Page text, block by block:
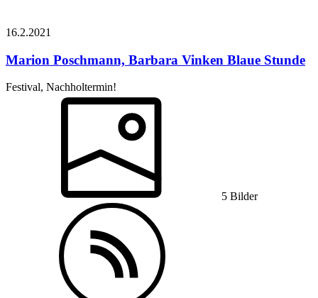
16.2.2021
Marion Poschmann, Barbara Vinken Blaue Stunde
Festival, Nachholtermin!
5 Bilder